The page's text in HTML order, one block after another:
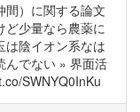
間）に関する論文
ど少量なら農薬に
は陰イオン系なは
んでない » 界面活
SWNYQ0InKu